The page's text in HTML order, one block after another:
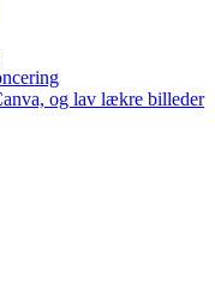
og lav lækre billeder